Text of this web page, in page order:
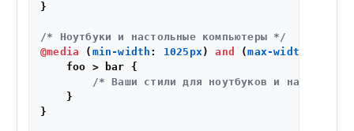
}
/* Ноутбуки и настольные компьютеры */
@media ( min-width : 1025px) and (max-width
    foo > bar {
/* Ваши стили для ноутбуков и
    }
}